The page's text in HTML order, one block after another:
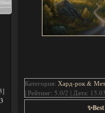
Категория: Хард-рок &
| Рейтинг: 5.0/2 | Дата: